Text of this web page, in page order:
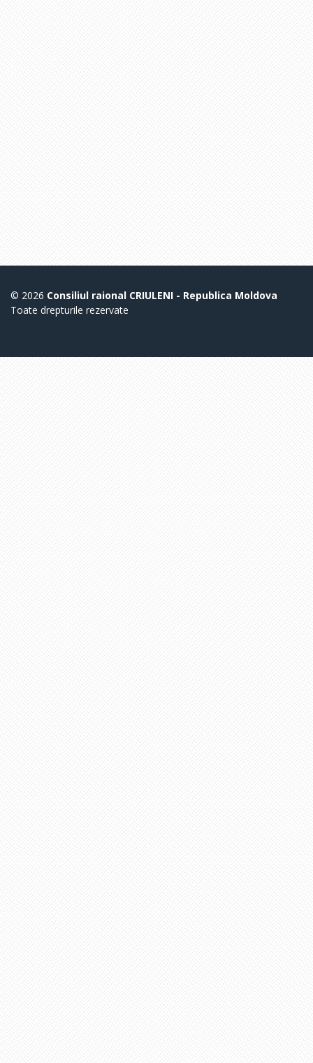
© 2026 Consiliul raional CRIULENI - Republica Moldova
Toate drepturile rezervate